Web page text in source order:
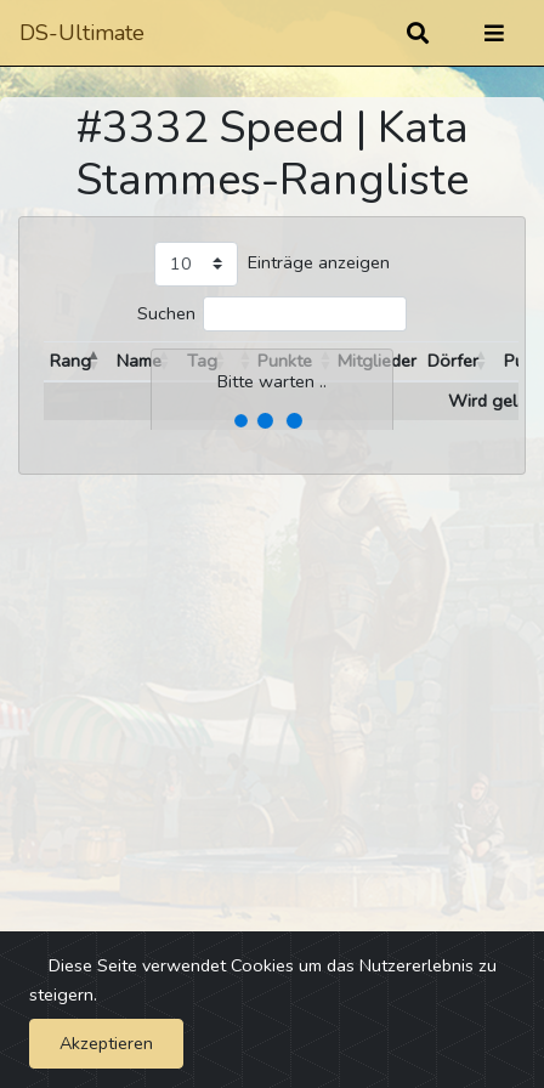
DS-Ultimate
#3332 Speed | Kata
Stammes-Rangliste
Einträge anzeigen
Suchen
Bitte warten ..
Rang Name Tag Punkte Mitglieder Dörfer
Wird
Impressum - Changelog
Diese Seite verwendet Cookies um das Nutzererlebnis zu
steigern.
Akzeptieren